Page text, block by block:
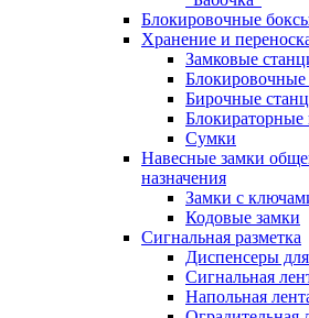
Блокировочные
Хранение и
Замковые
Блокировочные
Бирочные
Блокираторные
Сумки
Навесные замки
назначения
Замки с
Кодовые замки
Сигнальная разметка
Диспенсеры
Сигнальная
Напольная